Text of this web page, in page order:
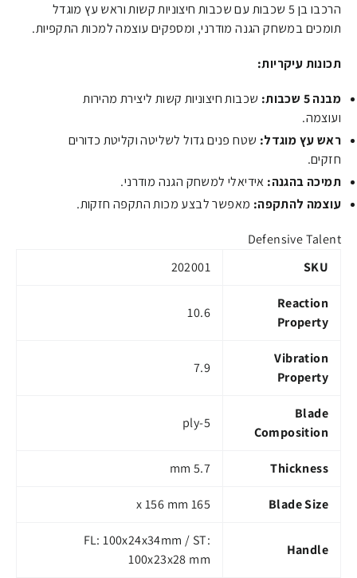
הרכבו בן 5 שכבות עם שכבות חיצוניות קשות וראש עץ מוגדל
תומכים במשחק הגנה מודרני, ומספקים עוצמה למכות התקפיות.
תכונות עיקריות:
מבנה 5 שכבות:
שכבות חיצוניות קשות ליצירת מהירות
ועוצמה.
ראש עץ מוגדל: שטח פנים גדול לשליטה וקליטת כדורים
חזקים.
תמיכה בהגנה: אידיאלי למשחק הגנה מודרני.
עוצמה להתקפה: מאפשר לבצע מכות התקפה חזקות.
Defensive Talent
SKU
202001
Reaction
Property
10.6
Vibration
Property
7.9
Blade
Composition
5-ply
Thickness
5.7 mm
Blade Size
165 x 156 mm
Handle
FL: 100x24x34mm / ST:
100x23x28 mm